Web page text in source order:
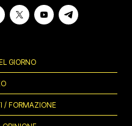
GIORNO
/ FORMAZIONE